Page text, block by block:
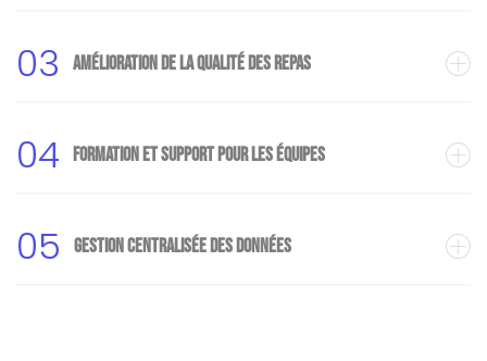
03 Amélioration de la qualité des repas
04 Formation et support pour les équipes
05 Gestion centralisée des données